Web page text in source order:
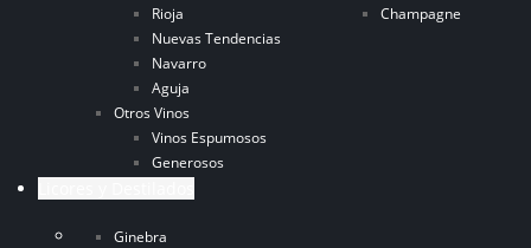
Rioja
Nuevas Tendencias
Navarro
Aguja
Champagne
Otros Vinos
Vinos Espumosos
Generosos
Ginebra